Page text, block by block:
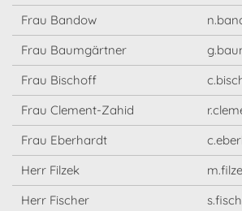
Frau Bandow
Frau Baumgärtner
Frau Bischoff
Frau Clement-Zahid
Frau Eberhardt
Herr Filzek
Herr Fischer